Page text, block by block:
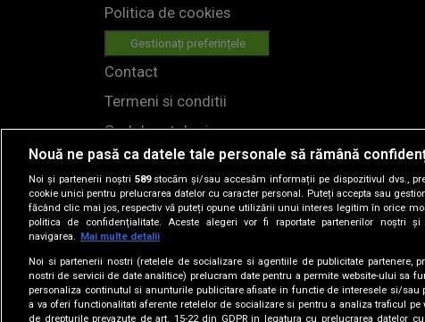
Politica de cookies
Gestionați preferințele
Contact
Termeni si conditii
Cod deontologic
Regulamente
© 2019-
Nouă ne pasă ca datele tale personale să rămână
Noi și partenerii noștri 589stocăm și/sau accesăm informații pe dispozitivul dvs.,
cookie unici pentru prelucrarea datelor cu caracter personal. Puteți accepta sau
făcând clic mai jos, respectiv vă puteți opune utilizării unui interes legitim în orice
politica de confidențialitate. Aceste alegeri vor fi raportate partenerilor noștri
navigarea.
Mai multe detalii
Noi si partenerii nostri (retelele de socializare si agentiile de publicitate partenere,
nostri de servicii de date analitice) prelucram date pentru a permite website-ului sa
personaliza continutul si anunturile publicitare afisate in functie de interesele si/sau
a va oferi functionalitati aferente retelelor de socializare si pentru a analiza traficul pe
de drepturile prevazute de art. 15-22 din GDPR in legatura cu prelucrarea datelor